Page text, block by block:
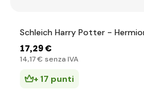
Schleich Harry Potter -
17,29 €
14,17 € senza IVA
+ 17 punti